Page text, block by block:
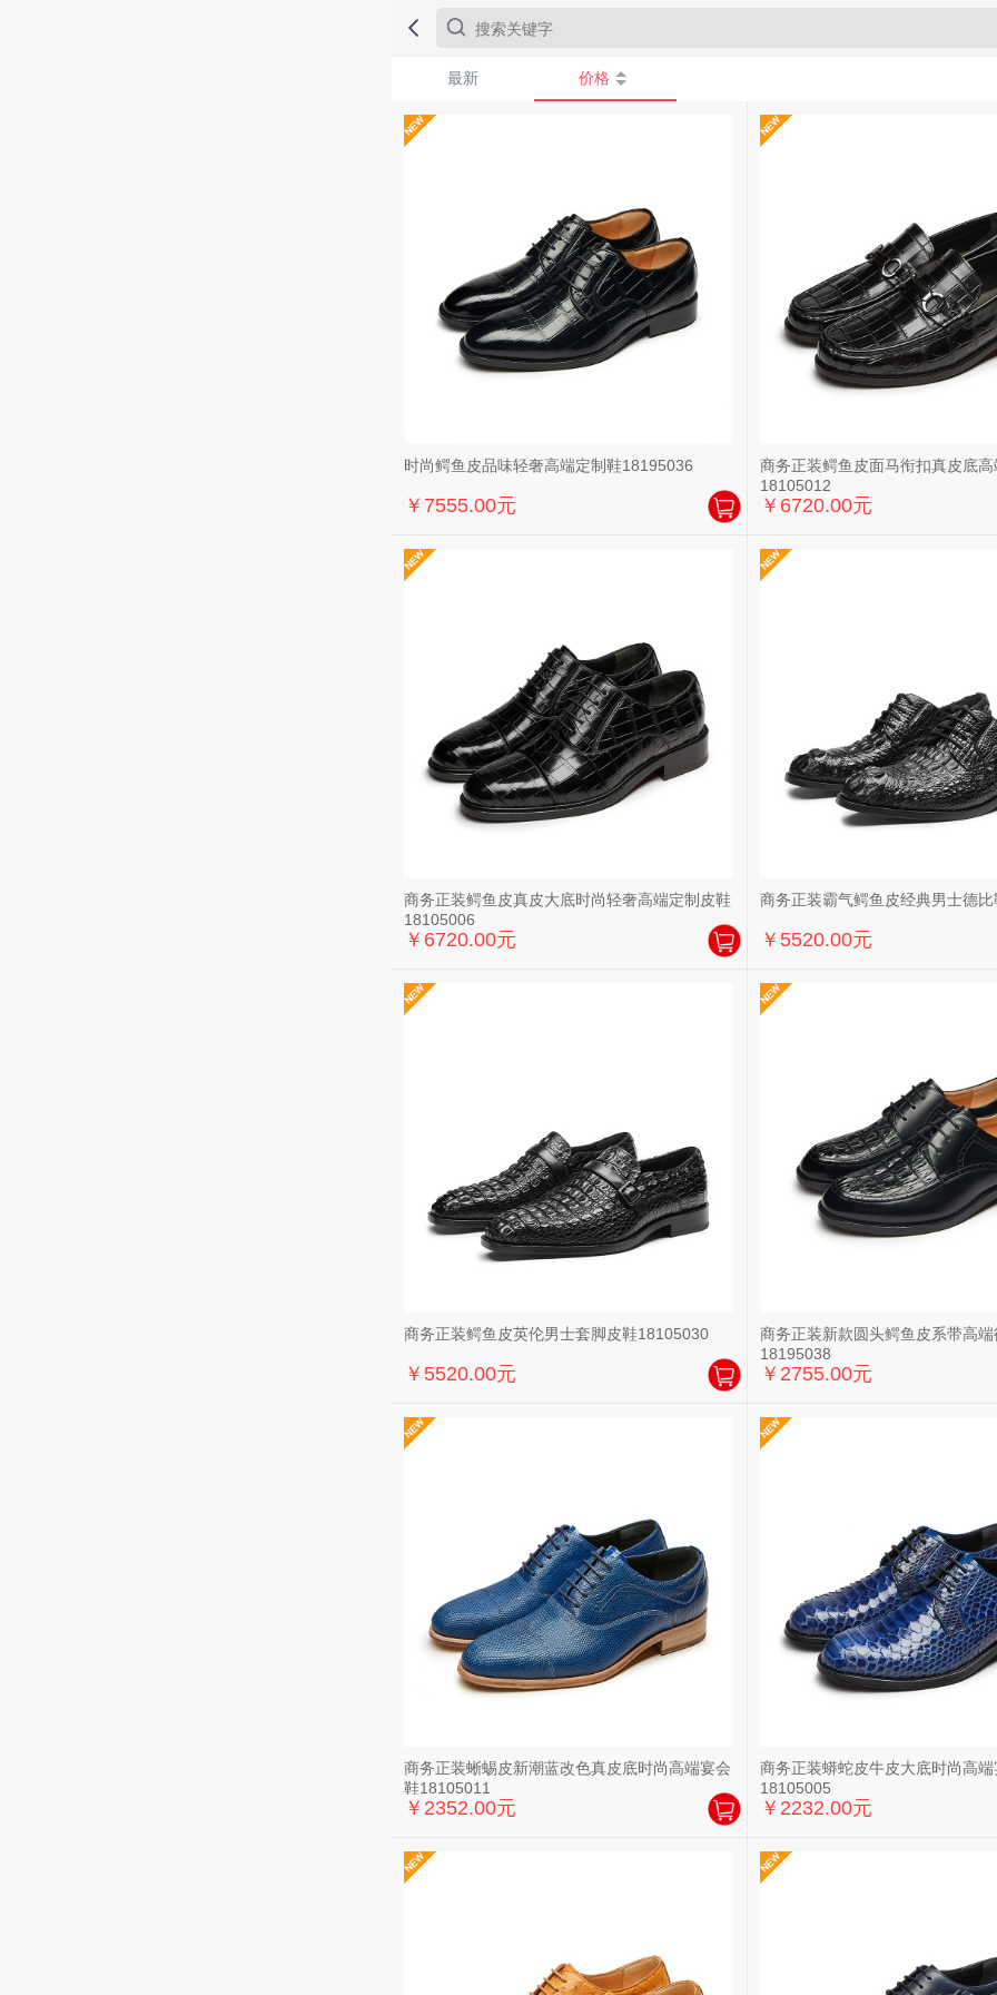
最新 价格
时尚鳄鱼皮品味轻奢高端定制鞋18195036
￥7555.00元
商务正装鳄鱼皮面马衔扣真皮底
18105012
￥6720.00元
商务正装鳄鱼皮真皮大底时尚轻奢高端定制皮鞋
18105006
￥6720.00元
商务正装霸气鳄鱼皮经典男士德
￥5520.00元
商务正装鳄鱼皮英伦男士套脚皮鞋18105030
￥5520.00元
商务正装新款圆头鳄鱼皮系带高
18195038
￥2755.00元
商务正装蜥蜴皮新潮蓝改色真皮底时尚高端宴会
鞋18105011
￥2352.00元
商务正装蟒蛇皮牛皮大底时尚高
18105005
￥2232.00元